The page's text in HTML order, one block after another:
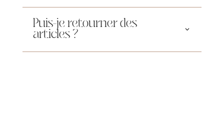
Puis-je retourner des
articles ?